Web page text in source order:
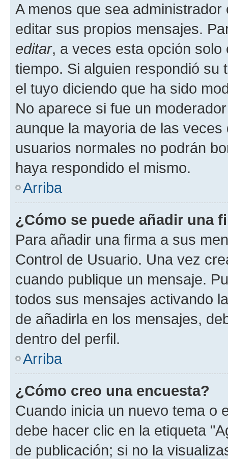
A menos que sea
editar sus propios mensajes.
editar, a veces esta opción
tiempo. Si alguien respondió
el tuyo diciendo que ha sido
No aparece si fue un
aunque la mayoria de las
usuarios normales no podrán
haya respondido el mismo.
Arriba
¿Cómo se puede añadir una
Para añadir una firma a sus
Control de Usuario. Una vez
cuando publique un mensaje.
todos sus mensajes activando
de añadirla en los mensajes,
dentro del perfil.
Arriba
¿Cómo creo una encuesta?
Cuando inicia un nuevo tema o
debe hacer clic en la etiqueta
de publicación; si no la